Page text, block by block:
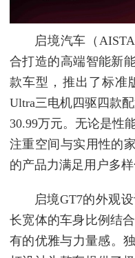
启境汽车（
合打造的高端智能新
款车型，推出了标准
Ultra三电机四驱四款
30.99万元。无论是性
注重空间与实用性的
的产品力满足用户多样
启境GT7的外观
长宽体的车身比例结
有的优雅与力量感。